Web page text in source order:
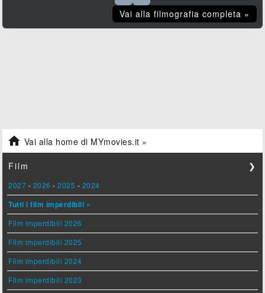
Vai alla filmografia completa »
 Vai alla home di MYmovies.it »
Film ❯
2027 - 2026 -2025 - 2024
Tutti i film imperdibili »
Film imperdibili 2026
Film imperdibili 2025
Film imperdibili 2024
Film imperdibili 2023